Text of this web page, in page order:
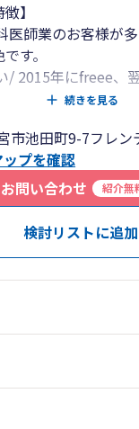
】
師業のお客様が
す。
2015年にfreee、
対応。
語、韓国語に対応可
対応実績あり。
替わりが滅多にな
色です。
続きを見る
市池田町9-7フレン
プを確認
お問い合わせ
紹介無
検討リストに追加